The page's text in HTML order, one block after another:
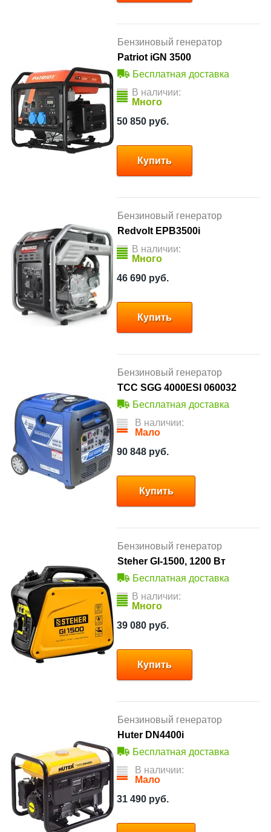
Бензиновый генератор
Patriot iGN 3500
Бесплатная доставка
В наличии:
Много
50 850 руб.
Купить
Бензиновый генератор
Redvolt EPB3500i
В наличии:
Много
46 690 руб.
Купить
Бензиновый генератор
ТСС SGG 4000ESI 060032
Бесплатная доставка
В наличии:
Мало
90 848 руб.
Купить
Бензиновый генератор
Steher GI-1500, 1200 Вт
Бесплатная доставка
В наличии:
Много
39 080 руб.
Купить
Бензиновый генератор
Huter DN4400i
Бесплатная доставка
В наличии:
Мало
31 490 руб.